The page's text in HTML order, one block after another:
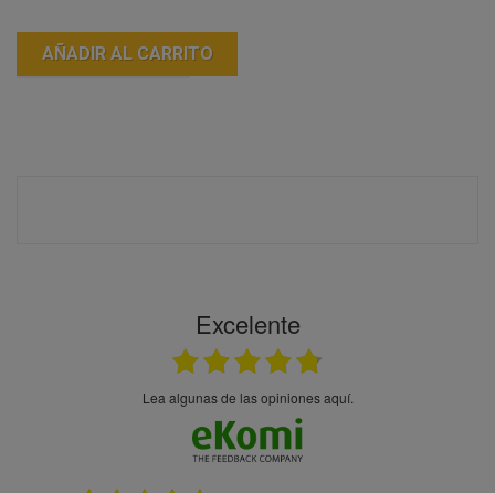
AÑADIR AL CARRITO
Excelente
Lea algunas de las opiniones aquí.